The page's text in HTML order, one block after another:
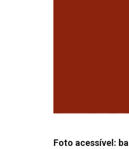
Foto acessível: